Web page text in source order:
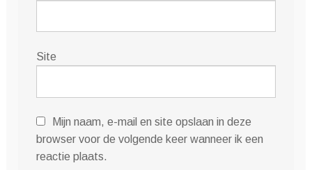
Site
Mijn naam, e-mail en site opslaan in deze
browser voor de volgende keer wanneer ik een
reactie plaats.